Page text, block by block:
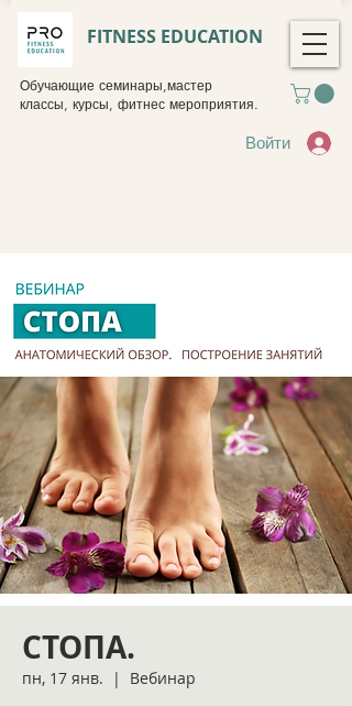
FITNESS EDUCATION
Обучающие семинары,мастер
классы, курсы, фитнес мероприятия.
Войти
СТОПА.
пн, 17 янв.
  |
Вебинар